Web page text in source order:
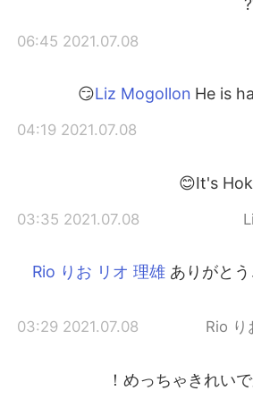
2021.07.08 06:45
He is
2021.07.08 04:19
It's
2021.07.08 03:35
ありがとう
Rio り
2021.07.08 03:29
めっちゃきれいで